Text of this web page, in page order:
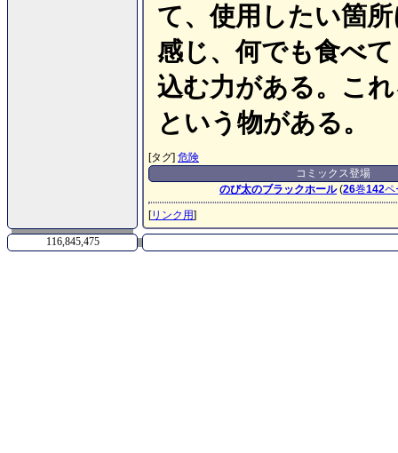
て、使用したい箇
感じ、何でも食べ
込む力がある。こ
という物がある。
[タグ] 危険
コミックス登場
のび太のブラックホール(26巻142ペ
[リンク用]
116,845,475